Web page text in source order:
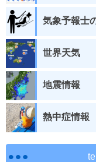
気象予報士
世界天気
地震情報
熱中症情報